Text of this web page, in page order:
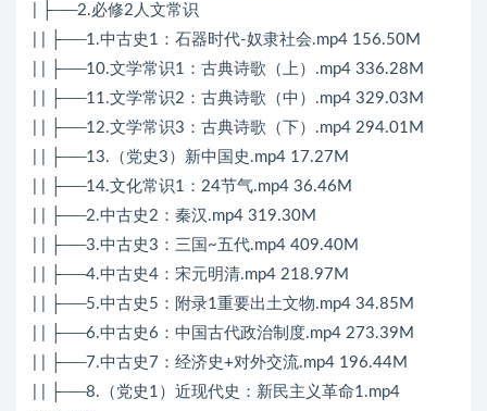
| ├──2.必修2人文常识
| | ├──1.中古史1：石器时代-奴隶社会.mp4 156.50M
| | ├──10.文学常识1：古典诗歌（上）.mp4 336.28M
| | ├──11.文学常识2：古典诗歌（中）.mp4 329.03M
| | ├──12.文学常识3：古典诗歌（下）.mp4 294.01M
| | ├──13.（党史3）新中国史.mp4 17.27M
| | ├──14.文化常识1：24节气.mp4 36.46M
| | ├──2.中古史2：秦汉.mp4 319.30M
| | ├──3.中古史3：三国~五代.mp4 409.40M
| | ├──4.中古史4：宋元明清.mp4 218.97M
| | ├──5.中古史5：附录1重要出土文物.mp4 34.85M
| | ├──6.中古史6：中国古代政治制度.mp4 273.39M
| | ├──7.中古史7：经济史+对外交流.mp4 196.44M
| | ├──8.（党史1）近现代史：新民主义革命1.mp4